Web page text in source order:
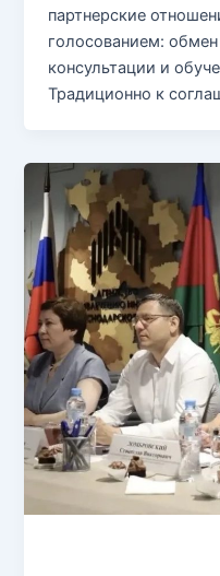
партнерские
голосованием:
консультации и
Традиционно к